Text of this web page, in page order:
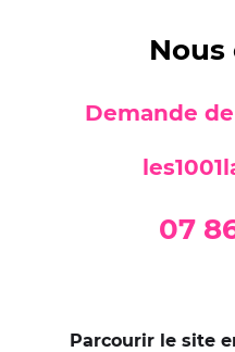
Demande
07
Parcourir le site